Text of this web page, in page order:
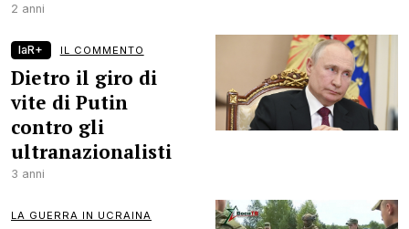
2 anni
laR+ IL COMMENTO
Dietro il giro di
vite di Putin
contro gli
ultranazionalisti
3 anni
LA GUERRA IN UCRAINA